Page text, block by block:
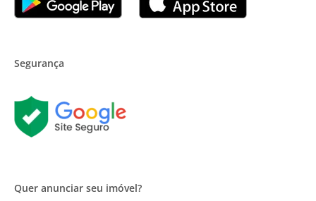
Segurança
Quer anunciar seu imóvel?